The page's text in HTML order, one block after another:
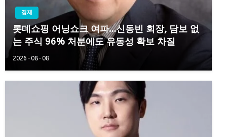
경제
롯데쇼핑 어닝쇼크 여파…신동빈 회장, 담보 없
는 주식 96% 처분에도 유동성 확보 차질
2026-08-08